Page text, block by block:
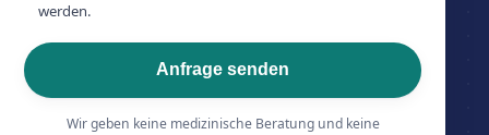
werden.
Anfrage senden
Wir geben keine medizinische Beratung und keine